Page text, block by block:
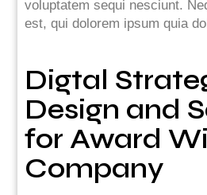
voluptatem sequi nesciunt.
est, qui dolorem ipsum quia
Digtal
Design and
for Award
Company